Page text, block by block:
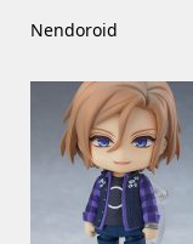
Nendoroid